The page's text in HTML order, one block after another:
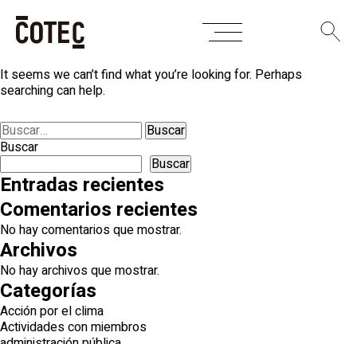
SkipNothing Found
It seems we can’t find what you’re looking for. Perhaps
searching can help.
Buscar:
Buscar
Buscar
Entradas recientes
Comentarios recientes
No hay comentarios que mostrar.
Archivos
No hay archivos que mostrar.
Categorías
Acción por el clima
Actividades con miembros